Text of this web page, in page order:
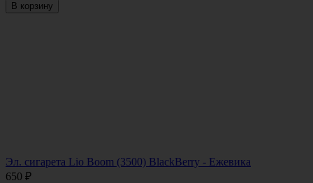
В корзину
Эл. сигарета Lio Boom (3500) BlackBerry - Ежевика
650 ₽